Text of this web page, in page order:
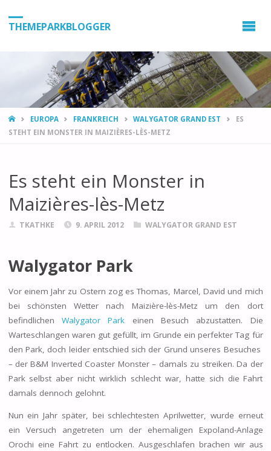
THEMEPARKBLOGGER
HOMEEUROPA FRANKREICH WALYGATOR GRAND EST
ES
STEHT EIN MONSTER IN MAIZIÈRES-LÈS-METZ
Es steht ein Monster in
Maizières-lès-Metz
TKATHKE 9. APRIL 2012 WALYGATOR GRAND EST
Walygator Park
Vor einem Jahr zu Ostern zog es Thomas, Marcel, David und mich
bei schönsten Wetter nach Maizière-lès-Metz um den dort
befindlichen Walygator Park einen Besuch abzustatten. Die
Warteschlangen waren gut gefüllt, im Grunde ein perfekter Tag für
den Park, doch leider entschied sich der Grund unseres Besuches
– der B&M Inverted Coaster Monster – damals zu streiken. Da der
Park selbst aber nicht wirklich schlecht war, hatte sich die Fahrt
damals dennoch gelohnt.
Nun ein Jahr später, bei schlechtesten Aprilwetter, wurde erneut
ein Versuch angetreten um der ehemaligen Expoland-Anlage
Orochi eine Fahrt zu entlocken. Ausgeschlafen brachen wir aus